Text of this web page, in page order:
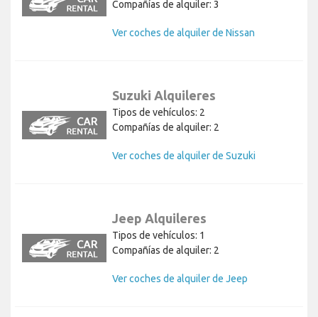
Compañías de alquiler: 3
Ver coches de alquiler de Nissan
Suzuki Alquileres
Tipos de vehículos: 2
Compañías de alquiler: 2
Ver coches de alquiler de Suzuki
Jeep Alquileres
Tipos de vehículos: 1
Compañías de alquiler: 2
Ver coches de alquiler de Jeep